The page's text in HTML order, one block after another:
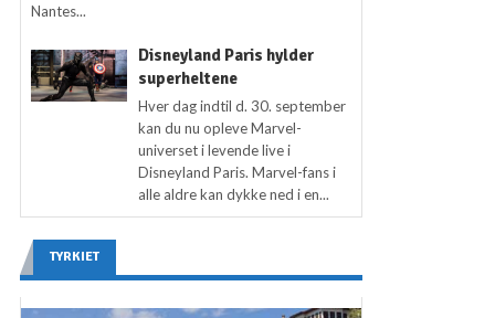
Nantes...
Disneyland Paris hylder
superheltene
Hver dag indtil d. 30. september
kan du nu opleve Marvel-
universet i levende live i
Disneyland Paris. Marvel-fans i
alle aldre kan dykke ned i en...
TYRKIET